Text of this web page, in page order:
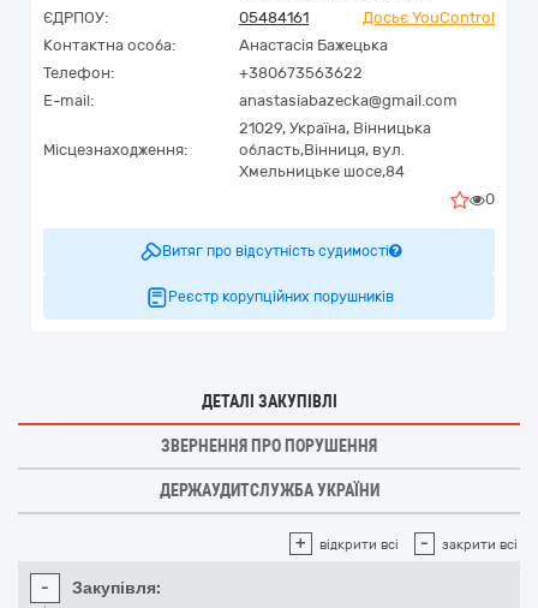
ЄДРПОУ:
05484161
Досьє YouControl
Контактна особа:
Анастасія Бажецька
Телефон:
+380673563622
E-mail:
anastasiabazecka@gmail.com
Місцезнаходження:
21029, Україна, Вінницька
область,Вінниця, вул.
Хмельницьке шосе,84
0
Витяг про відсутність судимості
Реєстр корупційних порушників
ДЕТАЛІ ЗАКУПІВЛІ
ЗВЕРНЕННЯ ПРО ПОРУШЕННЯ
ДЕРЖАУДИТСЛУЖБА УКРАЇНИ
+ відкрити всі - закрити всі
- Закупівля: